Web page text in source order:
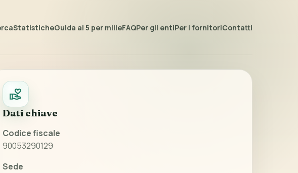
StatisticheGuida al 5 per milleFAQPer gli entiPer i fornitoriContatti
Dati chiave
Codice fiscale
90053290129
Sede